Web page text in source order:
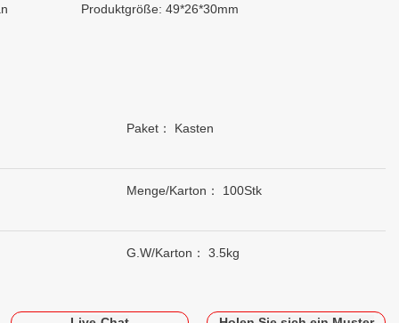
Produktgröße: 49*26*30mm
Paket： Kasten
Menge/Karton： 100Stk
G.W/Karton： 3.5kg